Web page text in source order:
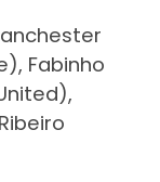
Fabinho